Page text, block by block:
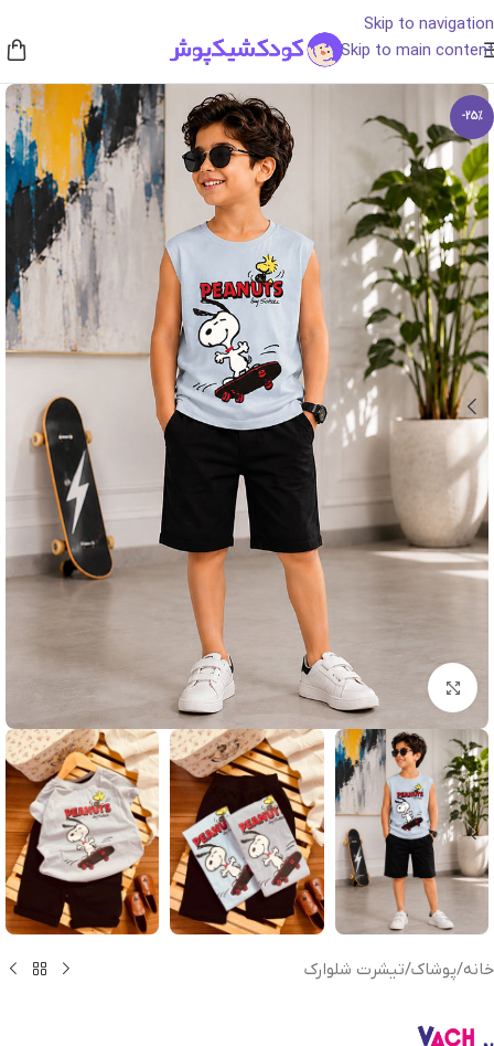
Skip to navigation
Skip to main content
-25%
بزرگنمایی تصویر
خانه/پوشاک/تیشرت شلوارک